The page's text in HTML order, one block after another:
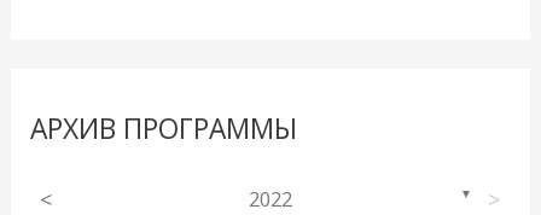
АРХИВ ПРОГРАММЫ
< 2022 ▼ >